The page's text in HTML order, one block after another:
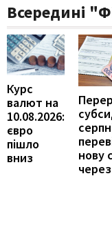
Всередині
Курс
валют на
10.08.2026:
євро
пішло
вниз
нову